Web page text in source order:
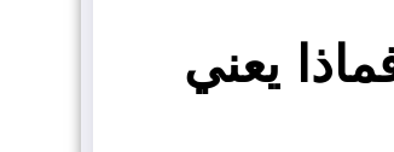
يعني